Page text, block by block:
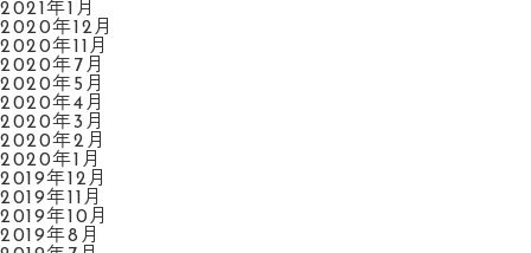
2021年1月
2020年12月
2020年11月
2020年7月
2020年5月
2020年4月
2020年3月
2020年2月
2020年1月
2019年12月
2019年11月
2019年10月
2019年8月